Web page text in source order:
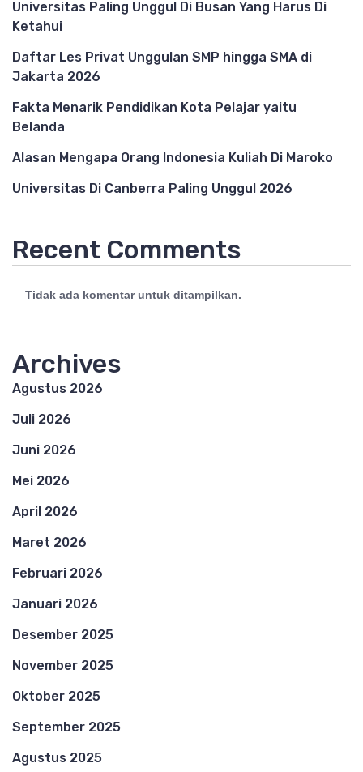
Universitas Paling Unggul Di Busan Yang Harus Di
Ketahui
Daftar Les Privat Unggulan SMP hingga SMA di
Jakarta 2026
Fakta Menarik Pendidikan Kota Pelajar yaitu
Belanda
Alasan Mengapa Orang Indonesia Kuliah Di Maroko
Universitas Di Canberra Paling Unggul 2026
Recent Comments
Tidak ada komentar untuk ditampilkan.
Archives
Agustus 2026
Juli 2026
Juni 2026
Mei 2026
April 2026
Maret 2026
Februari 2026
Januari 2026
Desember 2025
November 2025
Oktober 2025
September 2025
Agustus 2025